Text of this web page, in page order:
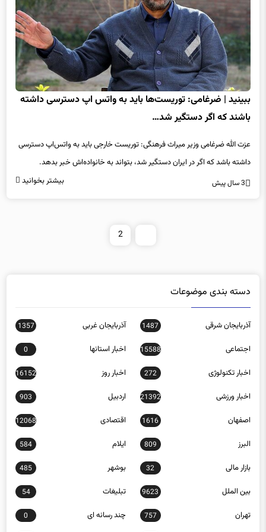
ببینید | ضرغامی: توریست‌ها باید به واتس اپ دسترسی داشته
باشند که اگر دستگیر شد…
عزت الله ضرغامی وزیر میراث فرهنگی: توریست خارجی باید به واتس‌اپ دسترسی
داشته باشد که اگر در ایران دستگیر شد، بتواند به خانواده‌اش خبر بدهد.
3 سال پیش بیشتر بخوانید
2
دسته بندی موضوعات
آذربایجان شرقی 1487 آذربایجان غربی 1357
اجتماعی 15588 اخبار استانها 0
اخبار تکنولوژی 272 اخبار روز 16152
اخبار ورزشی 21392 اردبیل 903
اصفهان 1616 اقتصادی 12068
البرز 809 ایلام 584
بازار مالی 32 بوشهر 485
بین الملل 9623 تبلیغات 54
تهران 757 چند رسانه ای 0